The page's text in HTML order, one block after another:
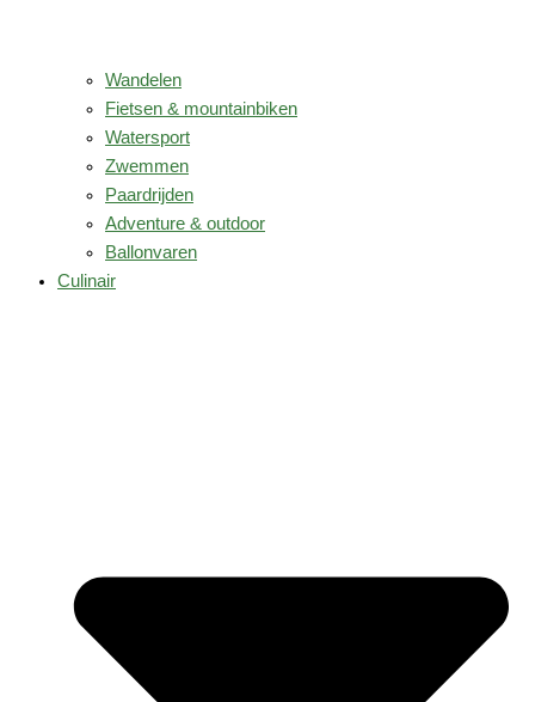
Wandelen
Fietsen & mountainbiken
Watersport
Zwemmen
Paardrijden
Adventure & outdoor
Ballonvaren
Culinair